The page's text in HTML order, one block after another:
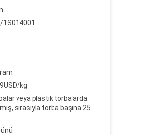
1S014001
kg
veya plastik torbalarda
sırasıyla torba başına 25